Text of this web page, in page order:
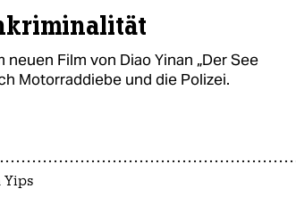
Film von Diao Yinan „Der See
Motorraddiebe und die Polizei.
Yips